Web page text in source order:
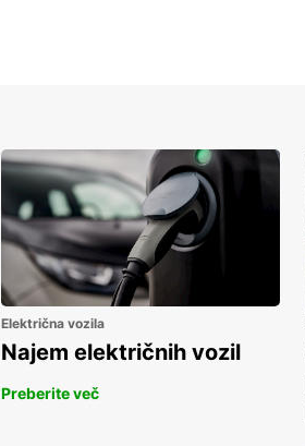
Električna vozila
Najem električnih vozil
Preberite več